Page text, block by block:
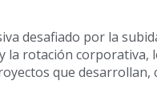
desafiado por la
la rotación corporativa,
que desarrollan,